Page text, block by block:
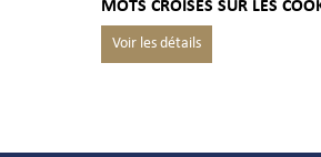
MOTS CROISÉS SUR LES